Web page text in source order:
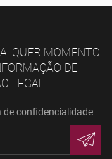
MOMENTO.
DE
LEGAL.
de confidencialidade